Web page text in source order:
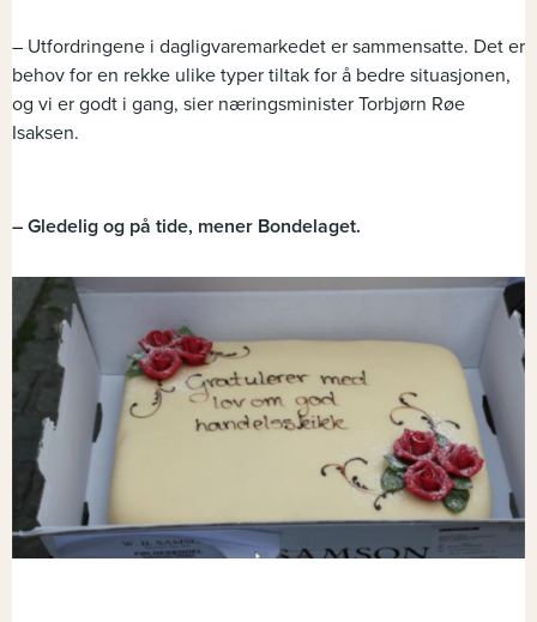
– Utfordringene i dagligvaremarkedet er sammensatte. Det er
behov for en rekke ulike typer tiltak for å bedre situasjonen,
og vi er godt i gang, sier næringsminister Torbjørn Røe
Isaksen.
– Gledelig og på tide, mener Bondelaget.